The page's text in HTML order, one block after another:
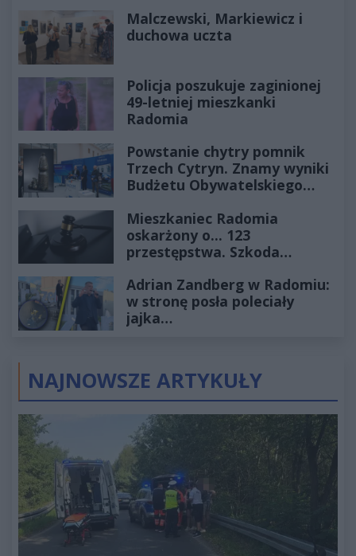
Malczewski, Markiewicz i
duchowa uczta
Policja poszukuje zaginionej
49-letniej mieszkanki
Radomia
Powstanie chytry pomnik
Trzech Cytryn. Znamy wyniki
Budżetu Obywatelskiego
Mieszkaniec Radomia
oskarżony o... 123
przestępstwa. Szkoda
złotych
Adrian Zandberg w Radomiu:
w stronę posła poleciały
jajka…
NAJNOWSZE ARTYKUŁY